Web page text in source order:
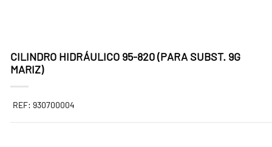
CILINDRO HIDRÁULICO 95-820 (PARA SUBST. 9G
MARIZ)
REF: 930700004